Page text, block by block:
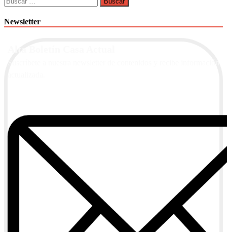
decorarán
casa
Newsletter